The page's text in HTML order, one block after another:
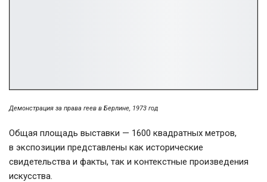
Демонстрация за права геев в Берлине, 1973 год
Общая площадь выставки — 1600 квадратных метров,
в экспозиции представлены как исторические
свидетельства и факты, так и контекстные произведения
искусства.